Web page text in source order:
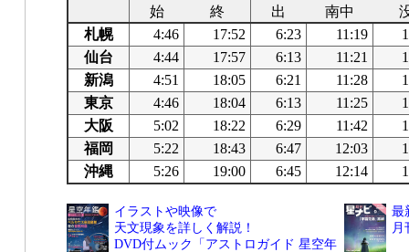
始
終 出 南中
札幌
4:46 17:52 6:23 11:19
仙台
4:44 17:57 6:13 11:21
新潟
4:51 18:05 6:21 11:28
東京
4:46 18:04 6:13 11:25
大阪
5:02 18:22 6:29 11:42
福岡
5:22 18:43 6:47 12:03
沖縄
5:26 19:00 6:45 12:14
イラストや映像で
天文現象を詳しく解説！
DVD付ムック「アストロガイド 星空年
最